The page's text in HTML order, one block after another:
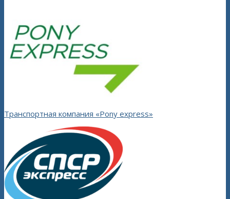
Транспортная компания «Pony express»